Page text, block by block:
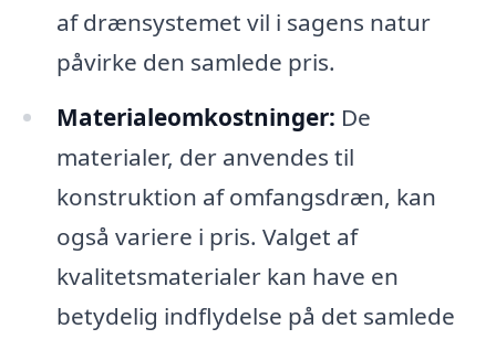
af drænsystemet vil i sagens natur
påvirke den samlede pris.
Materialeomkostninger: De
materialer, der anvendes til
konstruktion af omfangsdræn, kan
også variere i pris. Valget af
kvalitetsmaterialer kan have en
betydelig indflydelse på det samlede